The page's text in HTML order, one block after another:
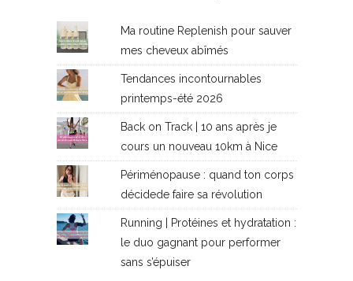
Ma routine Replenish pour sauver
mes cheveux abîmés
Tendances incontournables
printemps-été 2026
Back on Track | 10 ans après je
cours un nouveau 10km à Nice
Périménopause : quand ton corps
décidede faire sa révolution
Running | Protéines et hydratation :
le duo gagnant pour performer
sans s’épuiser